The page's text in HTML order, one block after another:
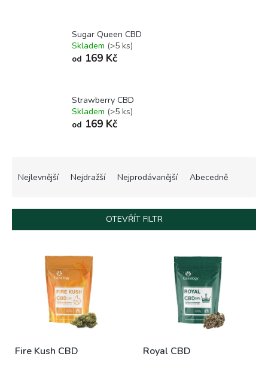
Sugar Queen CBD
Skladem (>5 ks)
od 169 Kč
Strawberry CBD
Skladem (>5 ks)
od 169 Kč
í
Nejlevnější Nejdražší Nejprodávanější Abecedně
OTEVŘÍT FILTR
dFire Kush CBD Royal CBD